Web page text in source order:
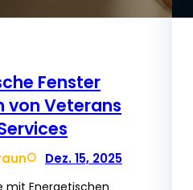
Fenster
von Veterans
Dez. 15, 2025